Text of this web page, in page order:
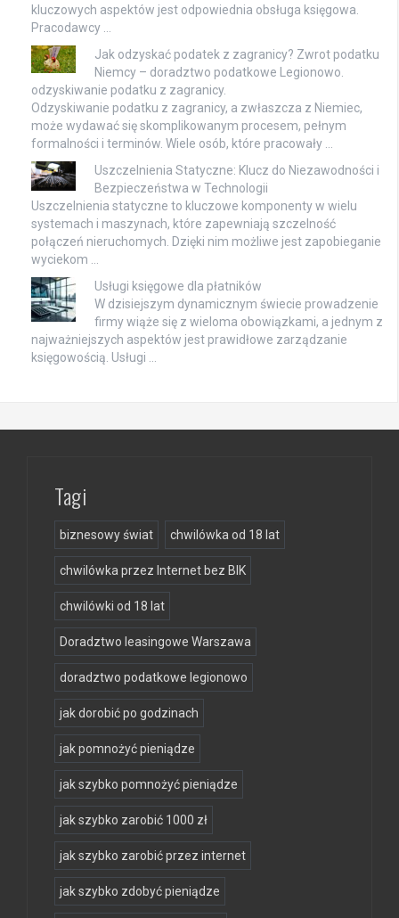
kluczowych aspektów jest odpowiednia obsługa księgowa.
Pracodawcy …
Jak odzyskać podatek z zagranicy? Zwrot podatku
Niemcy – doradztwo podatkowe Legionowo.
odzyskiwanie podatku z zagranicy.
Odzyskiwanie podatku z zagranicy, a zwłaszcza z Niemiec,
może wydawać się skomplikowanym procesem, pełnym
formalności i terminów. Wiele osób, które pracowały …
Uszczelnienia Statyczne: Klucz do Niezawodności i
Bezpieczeństwa w Technologii
Uszczelnienia statyczne to kluczowe komponenty w wielu
systemach i maszynach, które zapewniają szczelność
połączeń nieruchomych. Dzięki nim możliwe jest zapobieganie
wyciekom …
Usługi księgowe dla płatników
W dzisiejszym dynamicznym świecie prowadzenie
firmy wiąże się z wieloma obowiązkami, a jednym z
najważniejszych aspektów jest prawidłowe zarządzanie
księgowością. Usługi …
Tagi
biznesowy świat chwilówka od 18 lat
chwilówka przez Internet bez BIK
chwilówki od 18 lat
Doradztwo leasingowe Warszawa
doradztwo podatkowe legionowo
jak dorobić po godzinach
jak pomnożyć pieniądze
jak szybko pomnożyć pieniądze
jak szybko zarobić 1000 zł
jak szybko zarobić przez internet
jak szybko zdobyć pieniądze